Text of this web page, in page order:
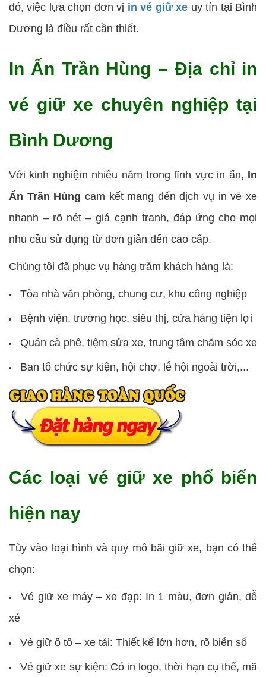
đó, việc lựa chọn đơn vị in vé giữ xe uy tín tại Bình
Dương là điều rất cần thiết.
In Ấn Trần Hùng – Địa chỉ in
vé giữ xe chuyên nghiệp tại
Bình Dương
Với kinh nghiệm nhiều năm trong lĩnh vực in ấn, In
Ấn Trần Hùng cam kết mang đến dịch vụ in vé xe
nhanh – rõ nét – giá cạnh tranh, đáp ứng cho mọi
nhu cầu sử dụng từ đơn giản đến cao cấp.
Chúng tôi đã phục vụ hàng trăm khách hàng là:
Tòa nhà văn phòng, chung cư, khu công nghiệp
Bệnh viện, trường học, siêu thị, cửa hàng tiện lợi
Quán cà phê, tiệm sửa xe, trung tâm chăm sóc xe
Ban tổ chức sự kiện, hội chợ, lễ hội ngoài trời,...
Các loại vé giữ xe phổ biến
hiện nay
Tùy vào loại hình và quy mô bãi giữ xe, bạn có thể
chọn:
Vé giữ xe máy – xe đạp: In 1 màu, đơn giản, dễ
xé
Vé giữ ô tô – xe tải: Thiết kế lớn hơn, rõ biển số
Vé giữ xe sự kiện: Có in logo, thời hạn cụ thể, mã